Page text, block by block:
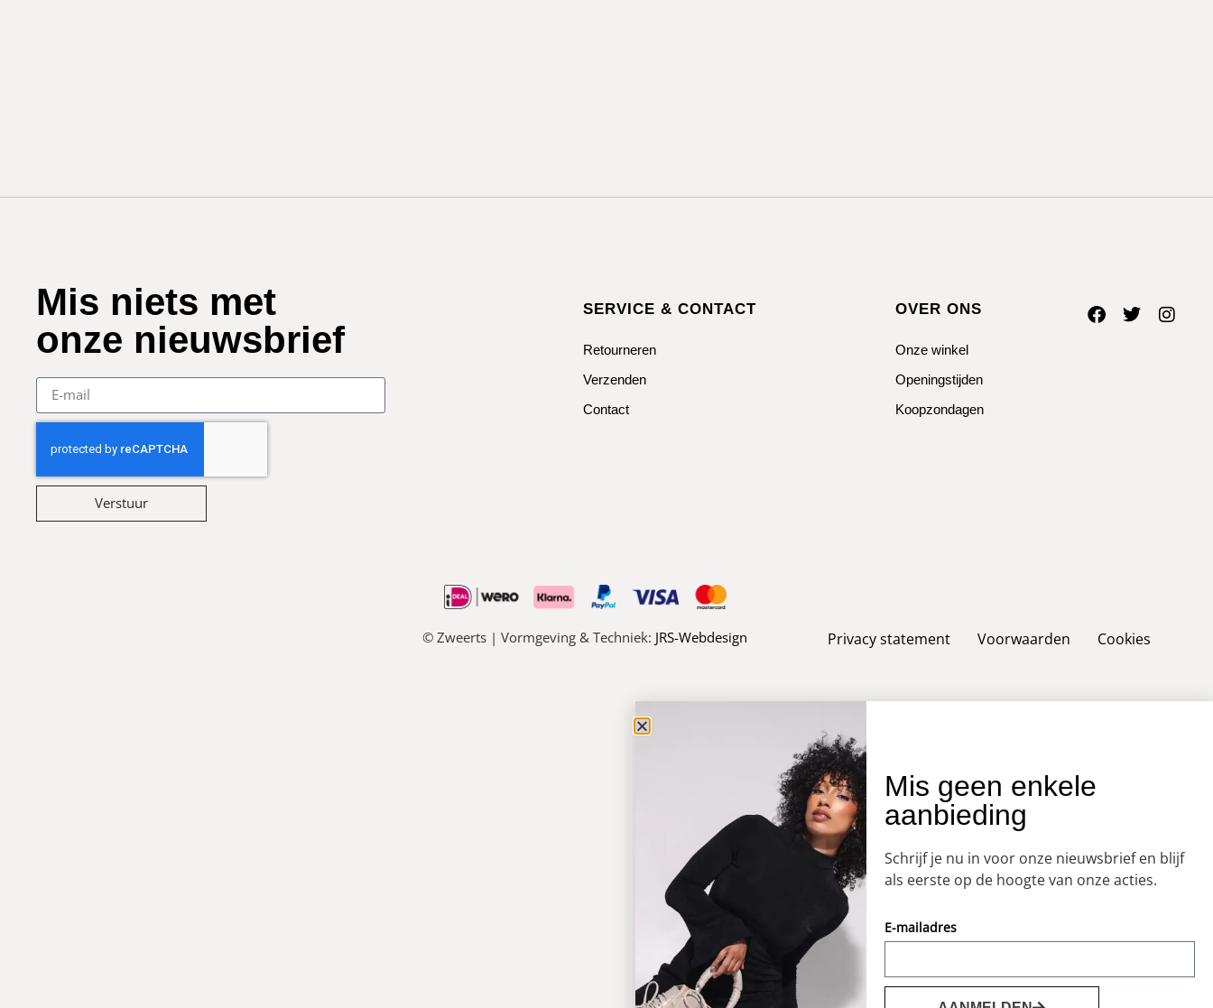
Mis niets met
onze nieuwsbrief
Verstuur
SERVICE & CONTACT
Retourneren
Verzenden
Contact
OVER ONS
Onze winkel
Openingstijden
Koopzondagen
© Zweerts | Vormgeving & Techniek: JRS-Webdesign Privacy statement Voorwaarden Cookies
Mis geen enkele
aanbieding
Schrijf je nu in voor onze nieuwsbrief en blijf
als eerste op de hoogte van onze acties.
E-mailadres